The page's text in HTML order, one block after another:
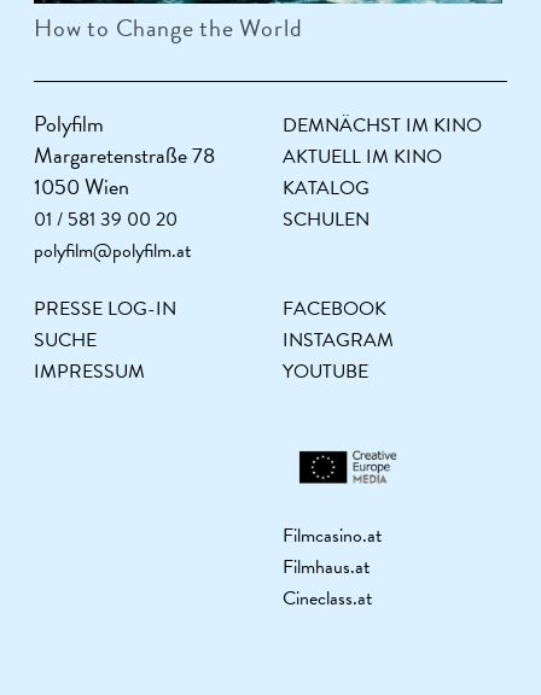
How to Change the World
Polyfilm
Margaretenstraße 78
1050 Wien
01 / 581 39 00 20
polyfilm@polyfilm.at
DEMNÄCHST IM KINO
AKTUELL IM KINO
KATALOG
SCHULEN
PRESSE LOG-IN
SUCHE
IMPRESSUM
FACEBOOK
INSTAGRAM
YOUTUBE
Filmcasino.at
Filmhaus.at
Cineclass.at